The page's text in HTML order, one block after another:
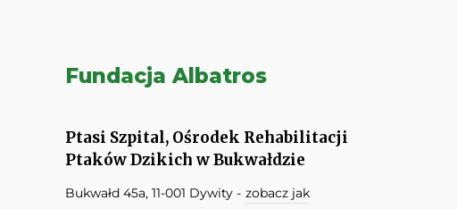
Fundacja Albatros
Ptasi Szpital, Ośrodek Rehabilitacji
Ptaków Dzikich w Bukwałdzie
Bukwałd 45a, 11-001 Dywity - zobacz jak